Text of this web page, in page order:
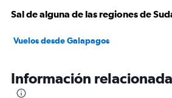
Sal de alguna de las regiones de
Vuelos desde Galapagos
Información